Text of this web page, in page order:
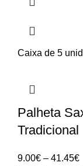
Caixa de 5
Palheta
Tradicional
9.00€ – 41.45€